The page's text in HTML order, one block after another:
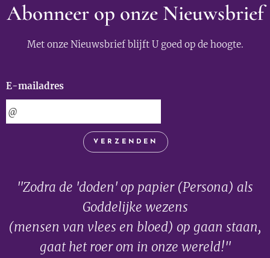
Abonneer op onze Nieuwsbrief
Met onze Nieuwsbrief blijft U goed op de hoogte.
E-mailadres
VERZENDEN
"Zodra de 'doden' op papier (Persona) als
Goddelijke wezens
(mensen van vlees en bloed) op gaan staan,
gaat het roer om in onze wereld!"